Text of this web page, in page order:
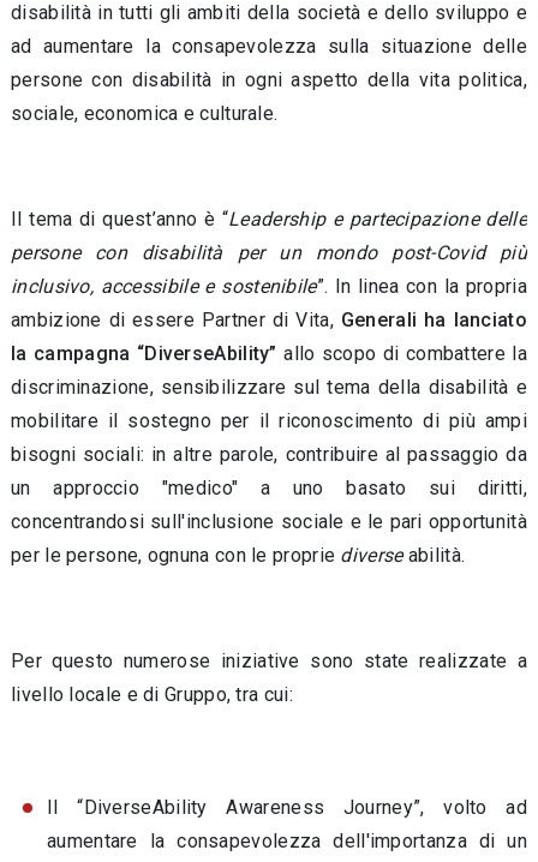
disabilità in tutti gli ambiti della società e dello sviluppo e
ad aumentare la consapevolezza sulla situazione delle
persone con disabilità in ogni aspetto della vita politica,
sociale, economica e culturale.
Il tema di quest’anno è “Leadership e partecipazione delle
persone con disabilità per un mondo post-Covid più
inclusivo, accessibile e sostenibile”. In linea con la propria
ambizione di essere Partner di Vita, Generali ha lanciato
la campagna “DiverseAbility” allo scopo di combattere la
discriminazione, sensibilizzare sul tema della disabilità e
mobilitare il sostegno per il riconoscimento di più ampi
bisogni sociali: in altre parole, contribuire al passaggio da
un approccio "medico" a uno basato sui diritti,
concentrandosi sull'inclusione sociale e le pari opportunità
per le persone, ognuna con le proprie diverseabilità.
Per questo numerose iniziative sono state realizzate a
livello locale e di Gruppo, tra cui:
Il “DiverseAbility Awareness Journey”, volto ad
aumentare la consapevolezza dell'importanza di un